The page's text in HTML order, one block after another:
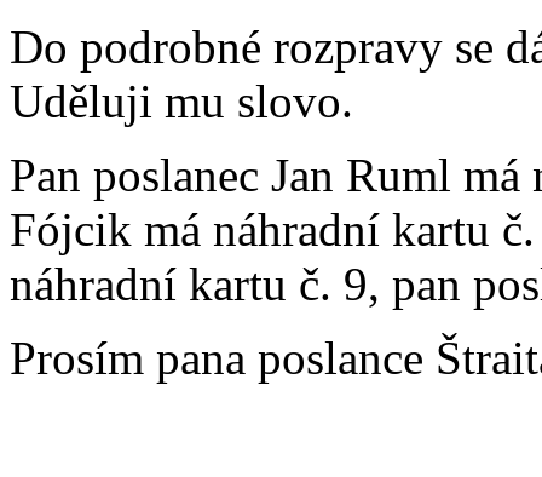
Do podrobné rozpravy se
Uděluji mu slovo.
Pan poslanec Jan Ruml
Fójcik má náhradní kartu
náhradní kartu č. 9, pan
Prosím pana poslance